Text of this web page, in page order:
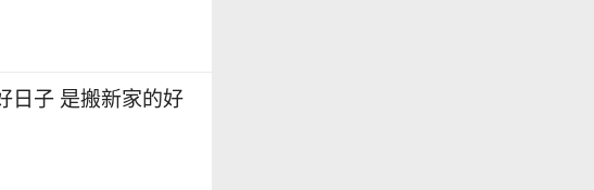
日子 是搬新家的好